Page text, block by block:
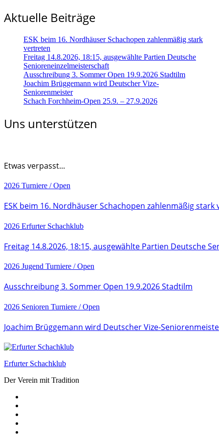
Aktuelle Beiträge
ESK beim 16. Nordhäuser Schachopen zahlenmäßig stark
vertreten
Freitag 14.8.2026, 18:15, ausgewählte Partien Deutsche
Senioreneinzelmeisterschaft
Ausschreibung 3. Sommer Open 19.9.2026 Stadtilm
Joachim Brüggemann wird Deutscher Vize-
Seniorenmeister
Schach Forchheim-Open 25.9. – 27.9.2026
Uns unterstützen
Etwas verpasst...
2026 Turniere / Open
ESK beim 16. Nordhäuser Schachopen zahlenmäßig stark
2026 Erfurter Schachklub
Freitag 14.8.2026, 18:15, ausgewählte Partien Deutsche
2026 Jugend Turniere / Open
Ausschreibung 3. Sommer Open 19.9.2026 Stadtilm
2026 Senioren Turniere / Open
Joachim Brüggemann wird Deutscher Vize-
Erfurter Schachklub
Der Verein mit Tradition